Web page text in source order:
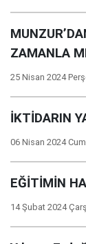
ZAMANLA
25 Nisan 2024
İKTİDARIN
06 Nisan 2024
EĞİTİMİN
14 Şubat 2024